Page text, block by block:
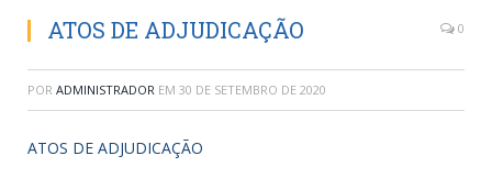
ATOS DE ADJUDICAÇÃO 0
POR ADMINISTRADOR EM 30 DE SETEMBRO DE 2020
ATOS DE ADJUDICAÇÃO